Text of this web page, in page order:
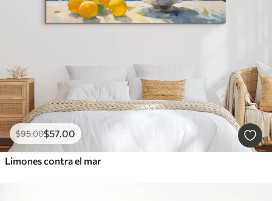
$95.00$57.00
Limones contra el mar